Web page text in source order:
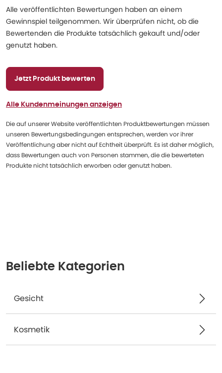
Alle veröffentlichten Bewertungen haben an einem
Gewinnspiel teilgenommen. Wir überprüfen nicht, ob die
Bewertenden die Produkte tatsächlich gekauft und/oder
genutzt haben.
Jetzt Produkt bewerten
Alle Kundenmeinungen anzeigen
Die auf unserer Website veröffentlichten Produktbewertungen müssen
unseren Bewertungsbedingungen entsprechen, werden vor ihrer
Veröffentlichung aber nicht auf Echtheit überprüft. Es ist daher möglich,
dass Bewertungen auch von Personen stammen, die die bewerteten
Produkte nicht tatsächlich erworben oder genutzt haben.
Beliebte Kategorien
Gesicht
Kosmetik